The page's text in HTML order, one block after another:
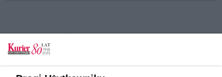
Ale numer!
Zaplanuj zimowe ferie. Półkolonie w szkołach i